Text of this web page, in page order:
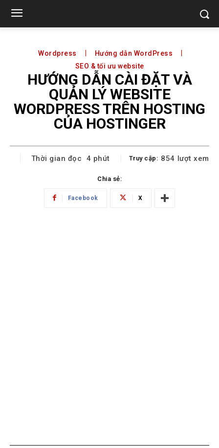
Wordpress
Hướng dẫn WordPress
SEO & tối ưu website
HƯỚNG DẪN CÀI ĐẶT VÀ
QUẢN LÝ WEBSITE
WORDPRESS TRÊN HOSTING
CỦA HOSTINGER
Thời gian đọc 4 phút Truy cập: 854 lượt xem
Chia sẻ:
Facebook X